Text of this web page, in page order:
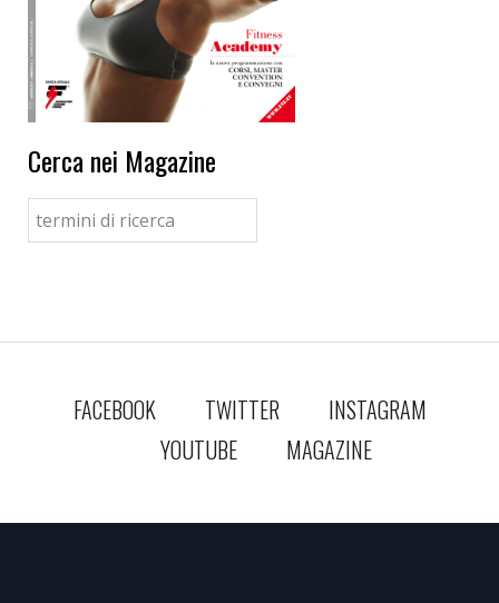
Cerca nei Magazine
FACEBOOK TWITTER
INSTAGRAM
YOUTUBE
MAGAZINE